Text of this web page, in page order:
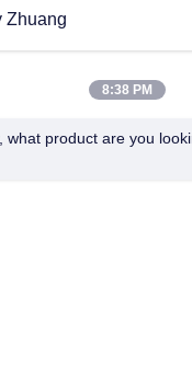
Zhuang
8:38 PM
what product are you